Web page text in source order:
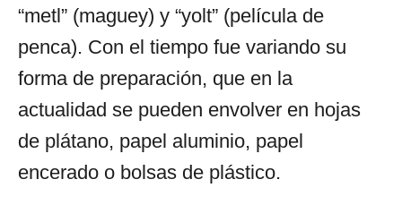
“metl” (maguey) y “yolt” (película de
penca). Con el tiempo fue variando su
forma de preparación, que en la
actualidad se pueden envolver en hojas
de plátano, papel aluminio, papel
encerado o bolsas de plástico.